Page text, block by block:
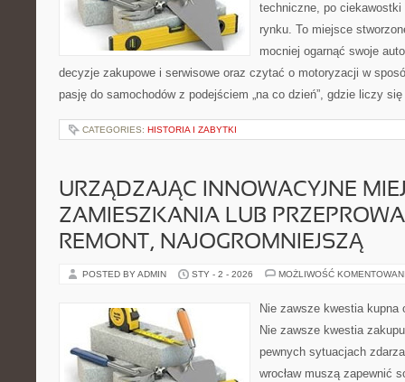
techniczne, po
rynku. To miejsce
mocniej ogarnąć swoje
decyzje zakupowe i serwisowe oraz czytać o motoryzacji w
pasję do samochodów z podejściem „na co dzień”, gdzie liczy
CATEGORIES: HISTORIA I ZABYTKI
URZĄDZAJĄC INNOWACYJNE
ZAMIESZKANIA LUB
REMONT, NAJOGROMNIEJSZĄ
POSTED BY ADMIN STY - 2 - 2026 MOŻLIWOŚĆ
Nie zawsze kwestia
Nie zawsze kwestia
pewnych sytuacjach
wrocław muszą zapewnić